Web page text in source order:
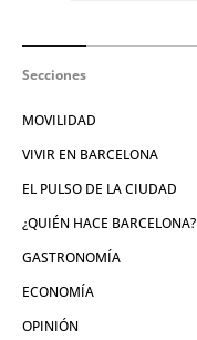
Secciones
MOVILIDAD
VIVIR EN BARCELONA
EL PULSO DE LA CIUDAD
¿QUIÉN HACE BARCELONA?
GASTRONOMÍA
ECONOMÍA
OPINIÓN